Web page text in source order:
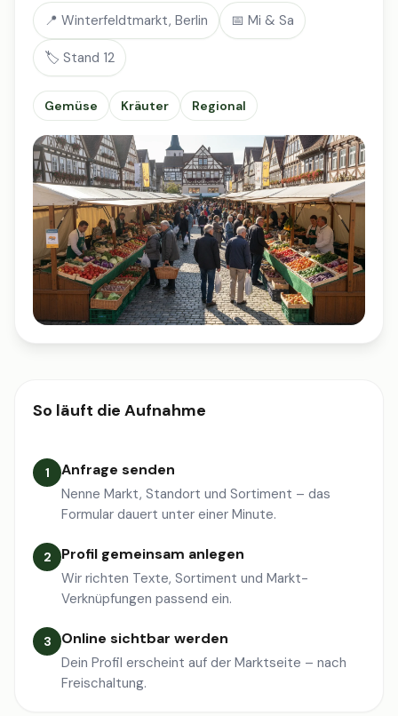
📍 Winterfeldtmarkt, Berlin 📅 Mi & Sa
🏷️ Stand 12
Gemüse Kräuter Regional
So läuft die Aufnahme
1 Anfrage senden
Nenne Markt, Standort und Sortiment – das
Formular dauert unter einer Minute.
2 Profil gemeinsam anlegen
Wir richten Texte, Sortiment und Markt-
Verknüpfungen passend ein.
3 Online sichtbar werden
Dein Profil erscheint auf der Marktseite – nach
Freischaltung.